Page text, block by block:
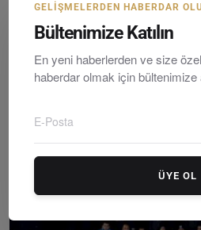
Deprem Farkındalığı İçin
Saturday, Hazirane 27, 2020 0
Marmaris Belediyesi ‘Aile / Ev Deprem
GELIŞMELERDEN HABERDAR
Bültenimize Katılın
En yeni haberlerden ve size
haberdar olmak için bültenimize
ÜYE OL